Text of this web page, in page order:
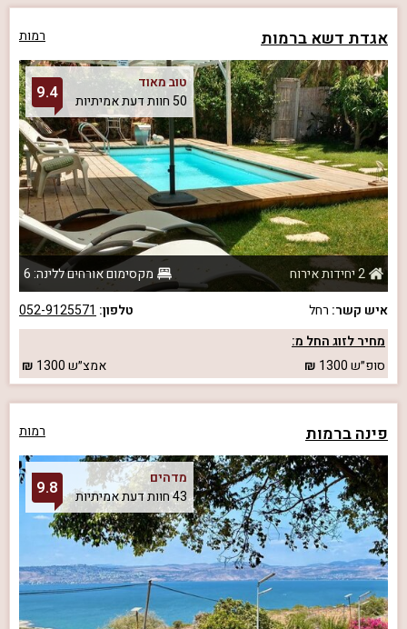
אגדת דשא ברמות רמות
טוב מאוד
50 חוות דעת אמיתיות
9.4
2 יחידות אירוח
מקסימום אורחים ללינה: 6
איש קשר: רחל טלפון: 052-9125571
מחיר לזוג החל מ:
סופ״ש1300 אמצ״ש1300
פינה ברמות רמות
מדהים
43 חוות דעת אמיתיות
9.8